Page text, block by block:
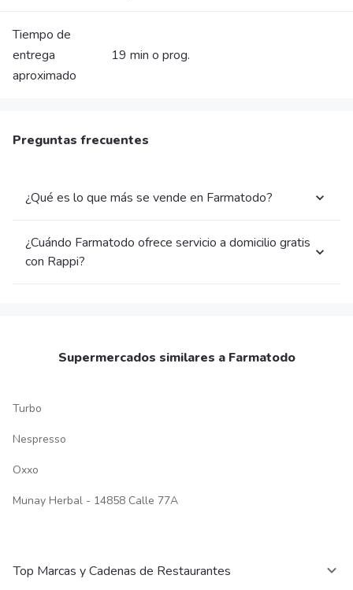
Tiempo de
entrega
aproximado
19 min o prog.
Preguntas frecuentes
¿Qué es lo que más se vende en Farmatodo?
¿Cuándo Farmatodo ofrece servicio a domicilio gratis
con Rappi?
Supermercados similares a Farmatodo
Turbo
Nespresso
Oxxo
Munay Herbal - 14858 Calle 77A
Top Marcas y Cadenas de Restaurantes